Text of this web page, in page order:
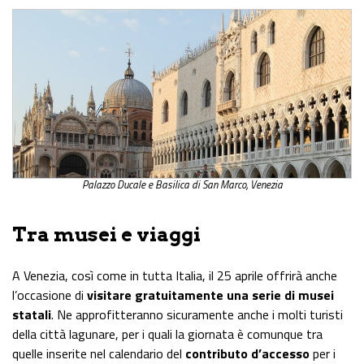
Palazzo Ducale e Basilica di San Marco, Venezia
Tra musei e viaggi
A Venezia, così come in tutta Italia, il 25 aprile offrirà anche
l’occasione di visitare gratuitamente una serie di musei
statali. Ne approfitteranno sicuramente anche i molti turisti
della città lagunare, per i quali la giornata è comunque tra
quelle inserite nel calendario del contributo d’accessoper i